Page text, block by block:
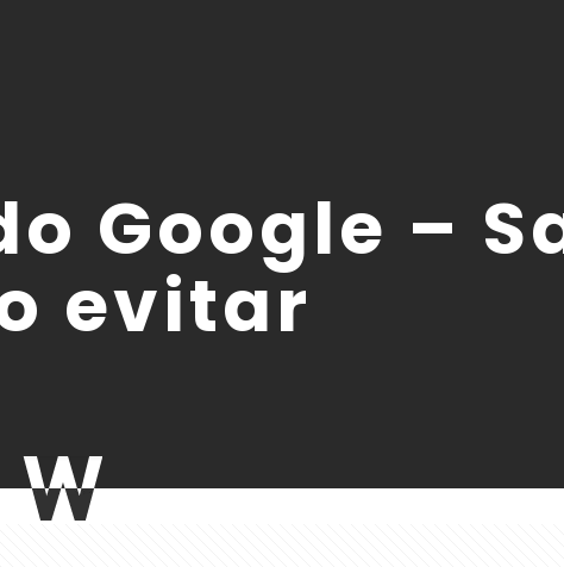
Google –
evitar